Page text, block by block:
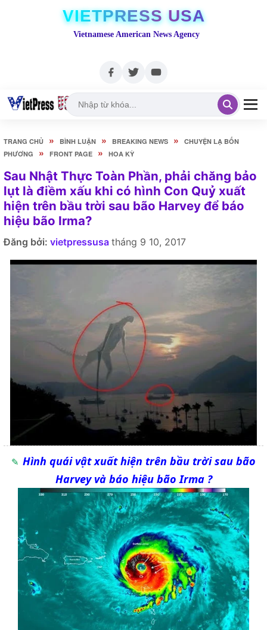
VIETPRESS USA
Vietnamese American News Agency
TRANG CHỦ » BÌNH LUẬN » BREAKING NEWS »
CHUYỆN LẠ BỐN
PHƯƠNG
» FRONT PAGE » HOA KỲ
Sau Nhật Thực Toàn Phần, phải chăng bảo
lụt là điềm xấu khi có hình Con Quỷ xuất
hiện trên bầu trời sau bão Harvey để báo
hiệu bão Irma?
Đăng bởi: vietpressusa tháng 9 10, 2017
Hình quái vật xuất hiện trên bầu trời sau bão
Harvey và báo hiệu bão Irma ?